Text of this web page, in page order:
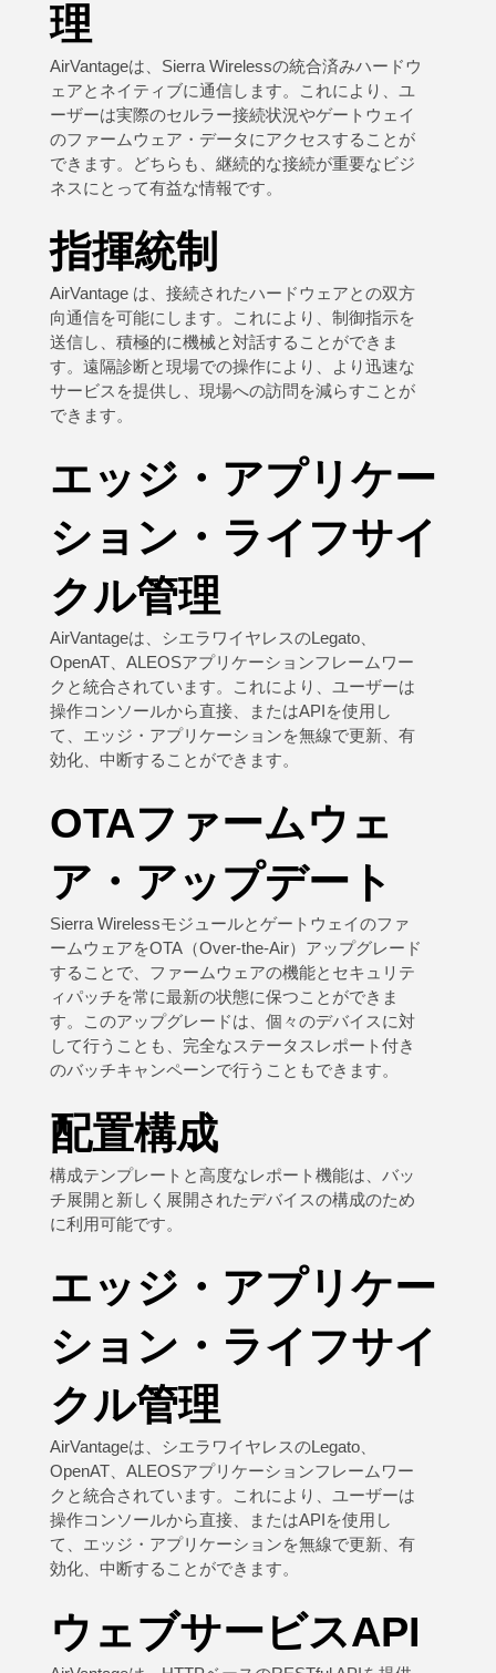
理
AirVantageは、Sierra Wirelessの統合済みハードウ
ェアとネイティブに通信します。これにより、ユ
ーザーは実際のセルラー接続状況やゲートウェイ
のファームウェア・データにアクセスすることが
できます。どちらも、継続的な接続が重要なビジ
ネスにとって有益な情報です。
指揮統制
AirVantage は、接続されたハードウェアとの双方
向通信を可能にします。これにより、制御指示を
送信し、積極的に機械と対話することができま
す。遠隔診断と現場での操作により、より迅速な
サービスを提供し、現場への訪問を減らすことが
できます。
エッジ・アプリケー
ション・ライフサイ
クル管理
AirVantageは、シエラワイヤレスのLegato、
OpenAT、ALEOSアプリケーションフレームワー
クと統合されています。これにより、ユーザーは
操作コンソールから直接、またはAPIを使用し
て、エッジ・アプリケーションを無線で更新、有
効化、中断することができます。
OTAファームウェ
ア・アップデート
Sierra Wirelessモジュールとゲートウェイのファ
ームウェアをOTA（Over-the-Air）アップグレード
することで、ファームウェアの機能とセキュリテ
ィパッチを常に最新の状態に保つことができま
す。このアップグレードは、個々のデバイスに対
して行うことも、完全なステータスレポート付き
のバッチキャンペーンで行うこともできます。
配置構成
構成テンプレートと高度なレポート機能は、バッ
チ展開と新しく展開されたデバイスの構成のため
に利用可能です。
エッジ・アプリケー
ション・ライフサイ
クル管理
AirVantageは、シエラワイヤレスのLegato、
OpenAT、ALEOSアプリケーションフレームワー
クと統合されています。これにより、ユーザーは
操作コンソールから直接、またはAPIを使用し
て、エッジ・アプリケーションを無線で更新、有
効化、中断することができます。
ウェブサービスAPI